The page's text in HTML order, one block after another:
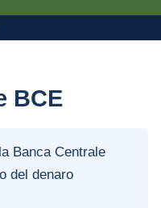
BCE
Banca Centrale
del denaro